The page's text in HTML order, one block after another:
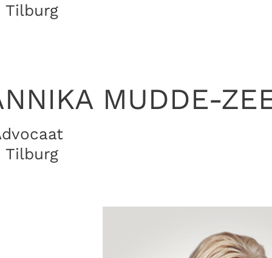
Tilburg
MUDDE-
Tilburg